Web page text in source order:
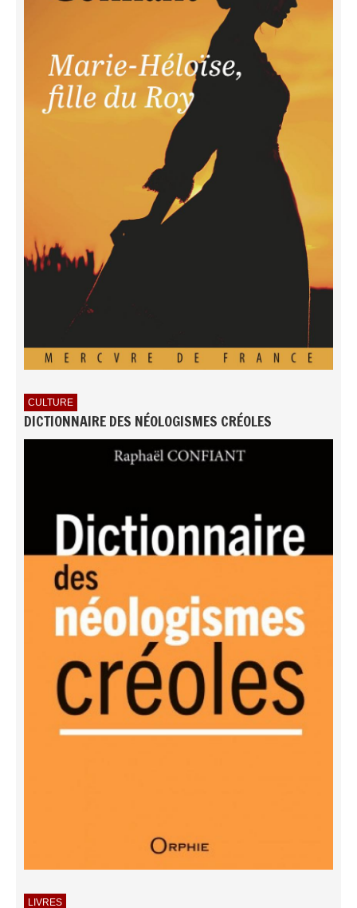
CULTURE
DICTIONNAIRE DES NÉOLOGISMES CRÉOLES
LIVRES